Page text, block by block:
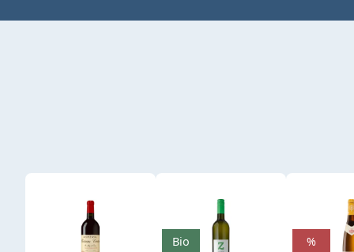
Produktgalerie überspringen
Bio %